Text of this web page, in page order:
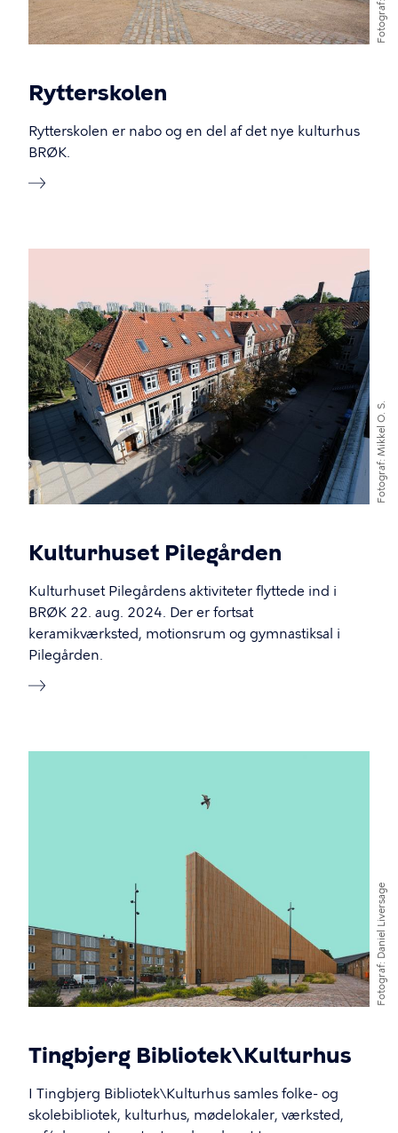
Fotograf
Rytterskolen
Rytterskolen er nabo og en del af det nye kulturhus
BRØK.
Fotograf
Mikkel O. S.
Kulturhuset Pilegården
Kulturhuset Pilegårdens aktiviteter flyttede ind i
BRØK 22. aug. 2024. Der er fortsat
keramikværksted, motionsrum og gymnastiksal i
Pilegården.
Fotograf
Daniel Liversage
Tingbjerg Bibliotek\Kulturhus
I Tingbjerg Bibliotek\Kulturhus samles folke- og
skolebibliotek, kulturhus, mødelokaler, værksted,